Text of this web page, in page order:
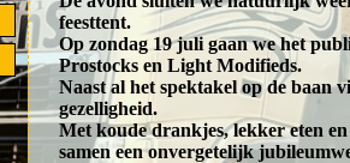
feesttent.
Op zondag 19 juli gaan we het
Prostocks en Light Modifieds.
Naast al het spektakel op de baan
gezelligheid.
Met koude drankjes, lekker eten
samen een onvergetelijk